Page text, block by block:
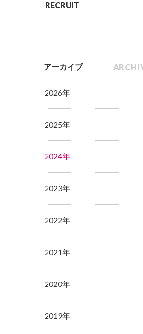
RECRUIT
アーカイブ
2026年
2025年
2024年
2023年
2022年
2021年
2020年
2019年